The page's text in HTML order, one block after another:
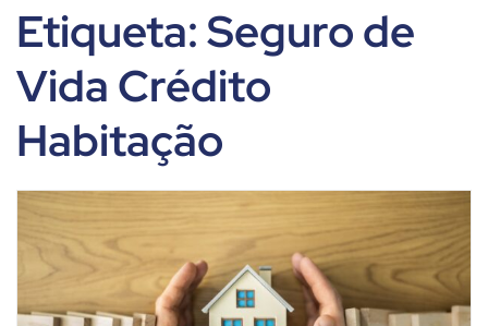
Etiqueta:Seguro de
Vida Crédito
Habitação